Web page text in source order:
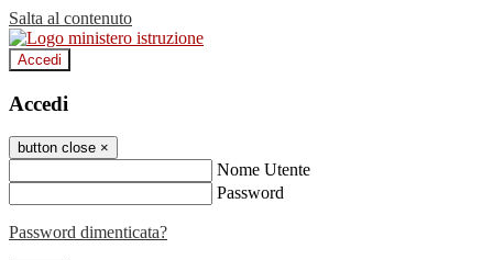
Salta al contenuto
Accedi
Accedi
button close ×
Nome Utente
Password
Password dimenticata?